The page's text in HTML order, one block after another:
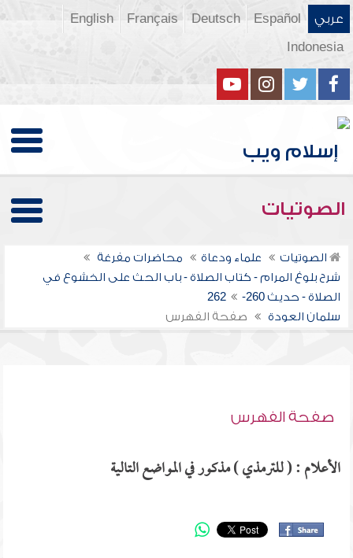
عربي Español
Deutsch
Français
English
Indonesia
الصوتيات
الصوتيات علماء ودعاة
محاضرات مفرغة
شرح بلوغ المرام - كتاب الصلاة - باب الحث على الخشوع في
الصلاة - حديث 260-262
سلمان العودة
صفحة الفهرس
صفحة الفهرس
الأعلام : ( للترمذي ) مذكور في المواضع التالية